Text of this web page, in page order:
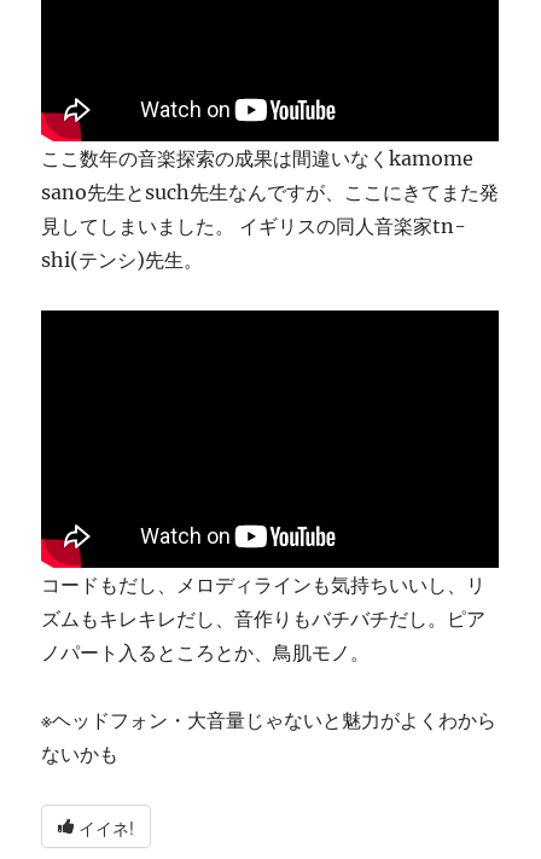
ここ数年の音楽探索の成果は間違いなくkamome
sano先生とsuch先生なんですが、ここにきてまた発
見してしまいました。 イギリスの同人音楽家tn-
shi(テンシ)先生。
コードもだし、メロディラインも気持ちいいし、リ
ズムもキレキレだし、音作りもバチバチだし。ピア
ノパート入るところとか、鳥肌モノ。
※ヘッドフォン・大音量じゃないと魅力がよくわから
ないかも
イイネ!